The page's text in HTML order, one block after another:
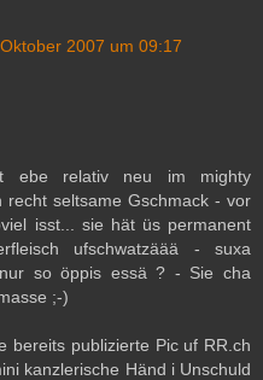
2007 um 09:17
ebe relativ neu im mighty
recht seltsame Gschmack - vor
isst... sie hät üs permanent
ufschwatzäää - suxa
so öppis essä ? - Sie cha
;-)
bereits publizierte Pic uf RR.ch
kanzlerische Händ i Unschuld